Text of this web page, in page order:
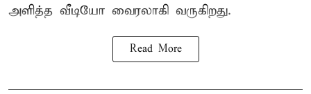
அளித்த வீடியோ வைரலாகி வருகிறது.
Read More